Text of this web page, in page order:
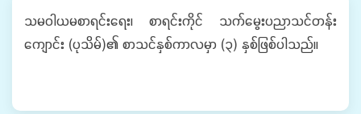
သမဝါယမစာရင်းရေး၊ စာရင်းကိုင် သက်မွေးပညာသင်တန်း
ကျောင်း (‌ပုသိမ်)၏ စာသင်နှစ်ကာလမှာ (၃) နှစ်ဖြစ်ပါသည်။